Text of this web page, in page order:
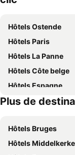
Hôtels Ostende
Hôtels Paris
Hôtels La Panne
Hôtels Côte belge
Hôtels Espagne
Hôtels France
Plus de
Hôtels Bruges
Hôtels Middelkerke